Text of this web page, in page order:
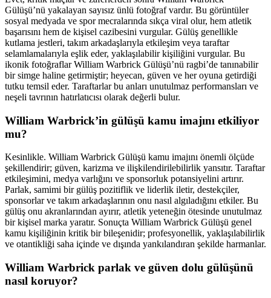
Gülüşü’nü yakalayan sayısız ünlü fotoğraf vardır. Bu görüntüler
sosyal medyada ve spor mecralarında sıkça viral olur, hem atletik
başarısını hem de kişisel cazibesini vurgular. Gülüş genellikle
kutlama jestleri, takım arkadaşlarıyla etkileşim veya taraftar
selamlamalarıyla eşlik eder, yaklaşılabilir kişiliğini vurgular. Bu
ikonik fotoğraflar William Warbrick Gülüşü’nü ragbi’de tanınabilir
bir simge haline getirmiştir; heyecan, güven ve her oyuna getirdiği
tutku temsil eder. Taraftarlar bu anları unutulmaz performansları ve
neşeli tavrının hatırlatıcısı olarak değerli bulur.
William Warbrick’in gülüşü kamu imajını etkiliyor
mu?
Kesinlikle. William Warbrick Gülüşü kamu imajını önemli ölçüde
şekillendirir; güven, karizma ve ilişkilendirilebilirlik yansıtır. Taraftar
etkileşimini, medya varlığını ve sponsorluk potansiyelini artırır.
Parlak, samimi bir gülüş pozitiflik ve liderlik iletir, destekçiler,
sponsorlar ve takım arkadaşlarının onu nasıl algıladığını etkiler. Bu
gülüş onu akranlarından ayırır, atletik yeteneğin ötesinde unutulmaz
bir kişisel marka yaratır. Sonuçta William Warbrick Gülüşü genel
kamu kişiliğinin kritik bir bileşenidir; profesyonellik, yaklaşılabilirlik
ve otantikliği saha içinde ve dışında yankılandıran şekilde harmanlar.
William Warbrick parlak ve güven dolu gülüşünü
nasıl koruyor?